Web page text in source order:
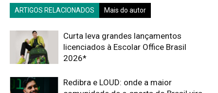
ARTIGOS RELACIONADOS Mais do autor
Curta leva grandes lançamentos
licenciados à Escolar Office Brasil
2026*
Redibra e LOUD: onde a maior